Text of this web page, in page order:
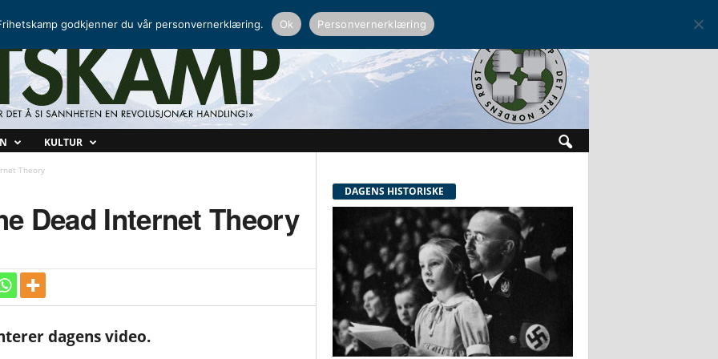
KULTUR
Theory
Dead Internet Theory
dagens video.
DAGENS HISTORISKE
godkjenner du vår personvernerklæring. Ok Personvernerklæring